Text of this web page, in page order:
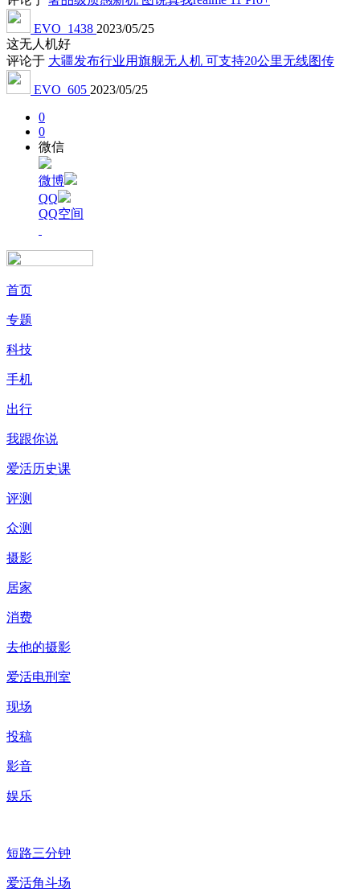
EVO_1438 2023/05/25
这无人机好
评论于 大疆发布行业用旗舰无人机 可支持20公里无线图传
EVO_605 2023/05/25
0
0
微信
微博
QQ
QQ空间
首页
专题
科技
手机
出行
我跟你说
爱活历史课
评测
众测
摄影
居家
消费
去他的摄影
爱活电刑室
现场
投稿
影音
娱乐
短路三分钟
爱活角斗场